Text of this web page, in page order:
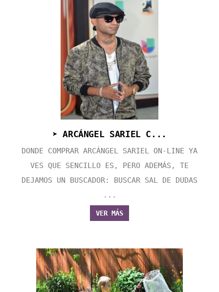
➤ ARCÁNGEL SARIEL C...
DONDE COMPRAR ARCÁNGEL SARIEL ON-LINE YA
VES QUE SENCILLO ES, PERO ADEMÁS, TE
DEJAMOS UN BUSCADOR: BUSCAR SAL DE DUDAS
...
VER MÁS